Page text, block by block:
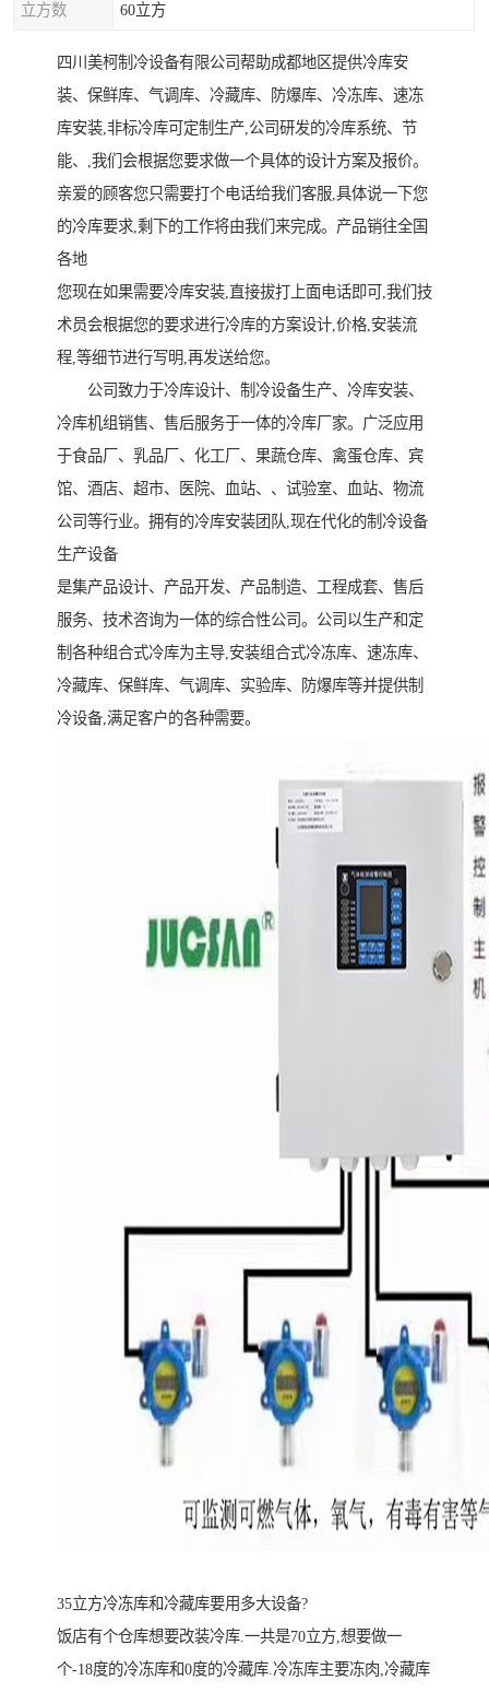
立方数 60立方
四川美柯制冷设备有限公司帮助成都地区提供冷库安
装、保鲜库、气调库、冷藏库、防爆库、冷冻库、速冻
库安装,非标冷库可定制生产,公司研发的冷库系统、节
能、,我们会根据您要求做一个具体的设计方案及报价。
亲爱的顾客您只需要打个电话给我们客服,具体说一下您
的冷库要求,剩下的工作将由我们来完成。产品销往全国
各地
您现在如果需要冷库安装,直接拔打上面电话即可,我们技
术员会根据您的要求进行冷库的方案设计,价格,安装流
程,等细节进行写明,再发送给您。
公司致力于冷库设计、制冷设备生产、冷库安装、
冷库机组销售、售后服务于一体的冷库厂家。广泛应用
于食品厂、乳品厂、化工厂、果蔬仓库、禽蛋仓库、宾
馆、酒店、超市、医院、血站、、试验室、血站、物流
公司等行业。拥有的冷库安装团队,现在代化的制冷设备
生产设备
是集产品设计、产品开发、产品制造、工程成套、售后
服务、技术咨询为一体的综合性公司。公司以生产和定
制各种组合式冷库为主导,安装组合式冷冻库、速冻库、
冷藏库、保鲜库、气调库、实验库、防爆库等并提供制
冷设备,满足客户的各种需要。
35立方冷冻库和冷藏库要用多大设备?
饭店有个仓库想要改装冷库.一共是70立方,想要做一
个-18度的冷冻库和0度的冷藏库.冷冻库主要冻肉,冷藏库